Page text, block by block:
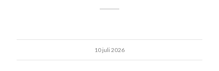
10 juli 2026